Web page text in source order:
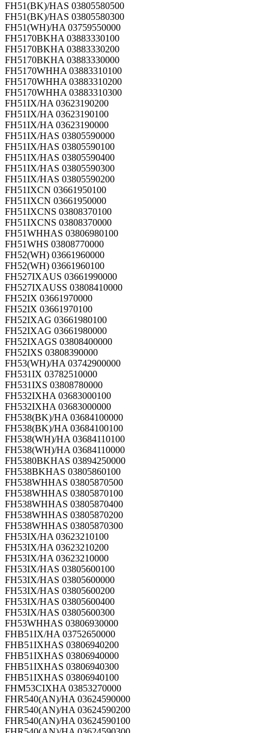
FH51(BK)/HAS 03805580500
FH51(BK)/HAS 03805580300
FH51(WH)/HA 03759550000
FH5170BKHA 03883330100
FH5170BKHA 03883330200
FH5170BKHA 03883330000
FH5170WHHA 03883310100
FH5170WHHA 03883310200
FH5170WHHA 03883310300
FH51IX/HA 03623190200
FH51IX/HA 03623190100
FH51IX/HA 03623190000
FH51IX/HAS 03805590000
FH51IX/HAS 03805590100
FH51IX/HAS 03805590400
FH51IX/HAS 03805590300
FH51IX/HAS 03805590200
FH51IXCN 03661950100
FH51IXCN 03661950000
FH51IXCNS 03808370100
FH51IXCNS 03808370000
FH51WHHAS 03806980100
FH51WHS 03808770000
FH52(WH) 03661960000
FH52(WH) 03661960100
FH527IXAUS 03661990000
FH527IXAUSS 03808410000
FH52IX 03661970000
FH52IX 03661970100
FH52IXAG 03661980100
FH52IXAG 03661980000
FH52IXAGS 03808400000
FH52IXS 03808390000
FH53(WH)/HA 03742900000
FH531IX 03782510000
FH531IXS 03808780000
FH532IXHA 03683000100
FH532IXHA 03683000000
FH538(BK)/HA 03684100000
FH538(BK)/HA 03684100100
FH538(WH)/HA 03684110100
FH538(WH)/HA 03684110000
FH5380BKHAS 03894250000
FH538BKHAS 03805860100
FH538WHHAS 03805870500
FH538WHHAS 03805870100
FH538WHHAS 03805870400
FH538WHHAS 03805870200
FH538WHHAS 03805870300
FH53IX/HA 03623210100
FH53IX/HA 03623210200
FH53IX/HA 03623210000
FH53IX/HAS 03805600100
FH53IX/HAS 03805600000
FH53IX/HAS 03805600200
FH53IX/HAS 03805600400
FH53IX/HAS 03805600300
FH53WHHAS 03806930000
FHB51IX/HA 03752650000
FHB51IXHAS 03806940200
FHB51IXHAS 03806940000
FHB51IXHAS 03806940300
FHB51IXHAS 03806940100
FHM53CIXHA 03853270000
FHR540(AN)/HA 03624590000
FHR540(AN)/HA 03624590200
FHR540(AN)/HA 03624590100